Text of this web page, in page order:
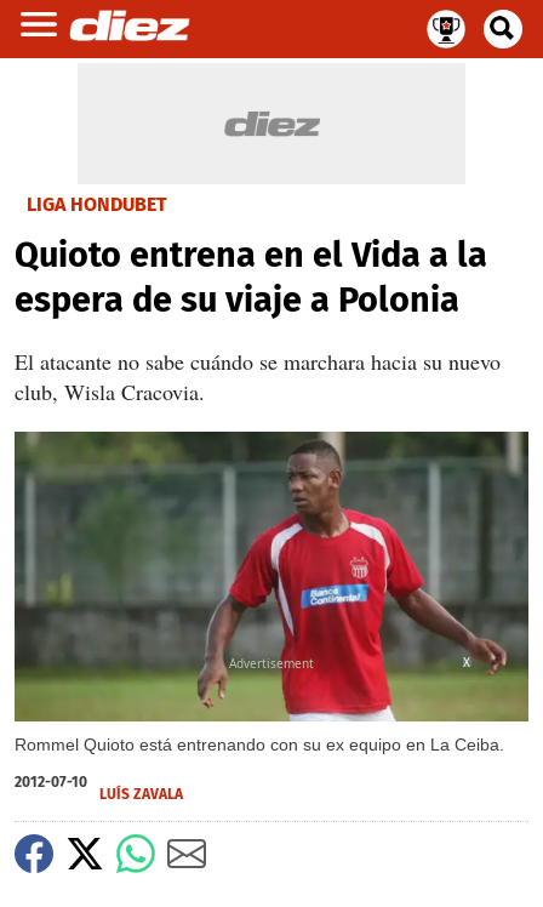
LIGA HONDUBET
Quioto entrena en el Vida a la
espera de su viaje a Polonia
El atacante no sabe cuándo se marchara hacia su nuevo
club, Wisla Cracovia.
Rommel Quioto está entrenando con su ex equipo en La Ceiba.
X
2012-07-10
LUÍS ZAVALA